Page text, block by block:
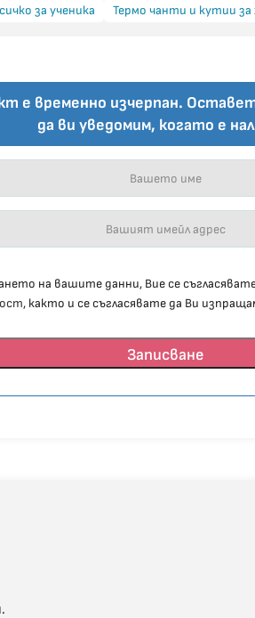
за ученика Термо чанти и кутии за
е временно изчерпан.
да ви уведомим, когато е
на вашите данни, Вие се
, както и се съгласявате да Ви
Записване